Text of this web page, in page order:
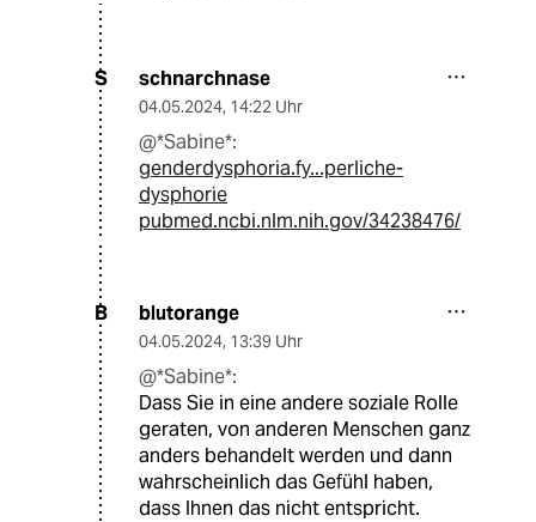
S schnarchnase
04.05.2024, 14:22 Uhr
@*Sabine*:
genderdysphoria.fy...perliche-
dysphorie
pubmed.ncbi.nlm.nih.gov/34238476/
B blutorange
04.05.2024, 13:39 Uhr
@*Sabine*:
Dass Sie in eine andere soziale Rolle
geraten, von anderen Menschen ganz
anders behandelt werden und dann
wahrscheinlich das Gefühl haben,
dass Ihnen das nicht entspricht.